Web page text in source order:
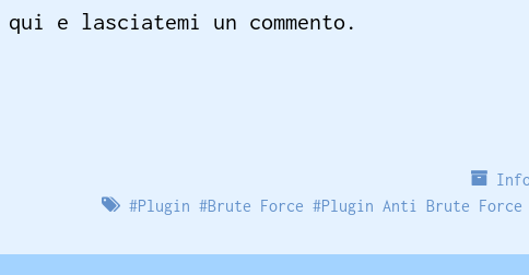
e lasciatemi un commento.
#Plugin #Brute Force #Plugin Anti Brute Force